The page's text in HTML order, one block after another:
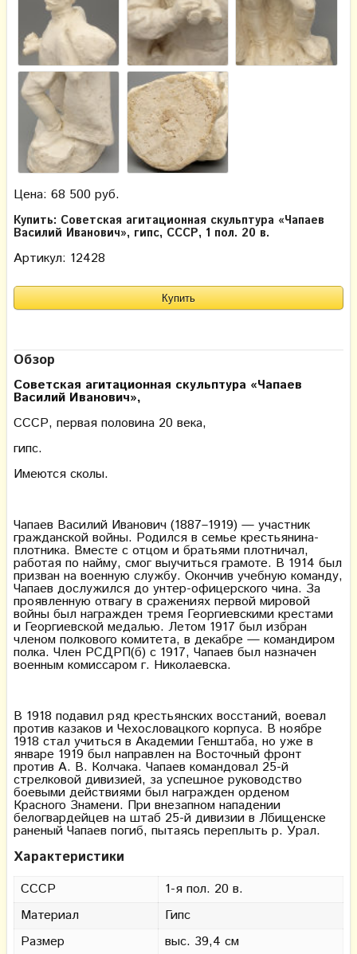
Цена: 68 500 руб.
Купить: Советская агитационная скульптура «Чапаев
Василий Иванович», гипс, СССР, 1 пол. 20 в.
Артикул: 12428
Обзор
Советская агитационная скульптура «Чапаев
Василий Иванович»,
CCCР, первая половина 20 века,
гипс.
Имеются сколы.
Чапаев Василий Иванович (1887–1919) — участник
гражданской войны. Родился в семье крестьянина-
плотника. Вместе с отцом и братьями плотничал,
работая по найму, смог выучиться грамоте. В 1914 был
призван на военную службу. Окончив учебную команду,
Чапаев дослужился до унтер-офицерского чина. За
проявленную отвагу в сражениях первой мировой
войны был награжден тремя Георгиевскими крестами
и Георгиевской медалью. Летом 1917 был избран
членом полкового комитета, в декабре — командиром
полка. Член РСДРП(б) с 1917, Чапаев был назначен
военным комиссаром г. Николаевска.
В 1918 подавил ряд крестьянских восстаний, воевал
против казаков и Чехословацкого корпуса. В ноябре
1918 стал учиться в Академии Генштаба, но уже в
январе 1919 был направлен на Восточный фронт
против А. В. Колчака. Чапаев командовал 25-й
стрелковой дивизией, за успешное руководство
боевыми действиями был награжден орденом
Красного Знамени. При внезапном нападении
белогвардейцев на штаб 25-й дивизии в Лбищенске
раненый Чапаев погиб, пытаясь переплыть р. Урал.
Характеристики
СССР
1-я пол. 20 в.
Материал
Гипс
Размер
выс. 39,4 см